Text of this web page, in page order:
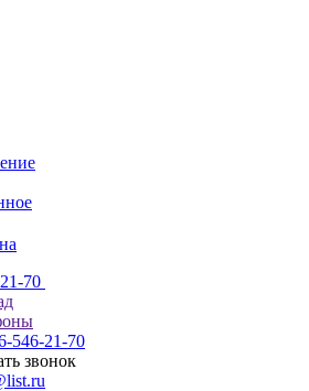
70
546-21-70
звонок